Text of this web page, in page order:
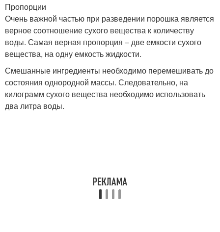
Пропорции
Очень важной частью при разведении порошка является
верное соотношение сухого вещества к количеству
воды. Самая верная пропорция – две емкости сухого
вещества, на одну емкость жидкости.
Смешанные ингредиенты необходимо перемешивать до
состояния однородной массы. Следовательно, на
килограмм сухого вещества необходимо использовать
два литра воды.